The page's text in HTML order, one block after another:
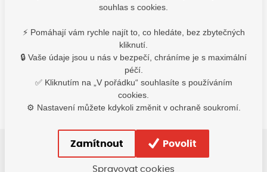
315,40 Kč 172,10Kč
souhlas s cookies.
⚡ Pomáhají vám rychle najít to, co hledáte, bez zbytečných
kliknutí.
🔒 Vaše údaje jsou u nás v bezpečí, chráníme je s maximální
péčí.
✅ Kliknutím na „V pořádku“ souhlasíte s používáním
cookies.
⚙️ Nastavení můžete kdykoli změnit v ochraně soukromí.
Zamítnout Povolit
Spravovat cookies